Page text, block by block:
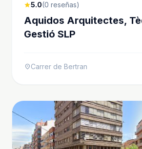
star5.0(0 reseñas)
Aquidos Arquitectes,
Gestió SLP
location_onCarrer de Bertran